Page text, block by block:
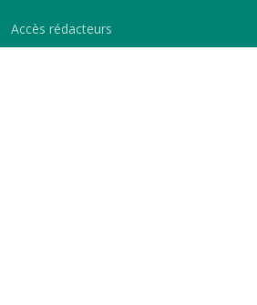
Accès rédacteurs